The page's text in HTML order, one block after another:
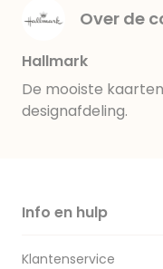
Over de
Hallmark
De mooiste
designafdeling.
Info en hulp
Klantenservice